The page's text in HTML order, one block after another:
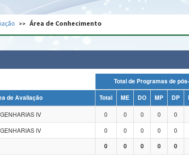
Ministério do Desenvolvimento
Regional
Advocacia-Geral da União Banco Central do Brasil
Área de Conhecimento
Total de
de Avaliação Total ME DO MP DP
IV 0 0 0 0 0
IV 0 0 0 0 0
0 0 0 0 0